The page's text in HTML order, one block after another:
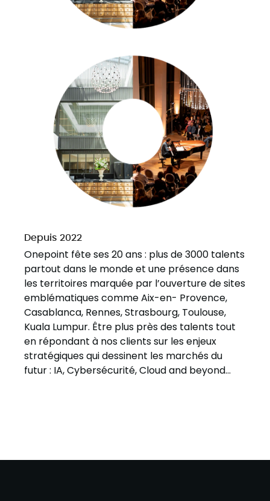
Depuis 2022
Onepoint fête ses 20 ans : plus de 3000 talents
partout dans le monde et une présence dans
les territoires marquée par l’ouverture de sites
emblématiques comme Aix-en- Provence,
Casablanca, Rennes, Strasbourg, Toulouse,
Kuala Lumpur. Être plus près des talents tout
en répondant à nos clients sur les enjeux
stratégiques qui dessinent les marchés du
futur : IA, Cybersécurité, Cloud and beyond...